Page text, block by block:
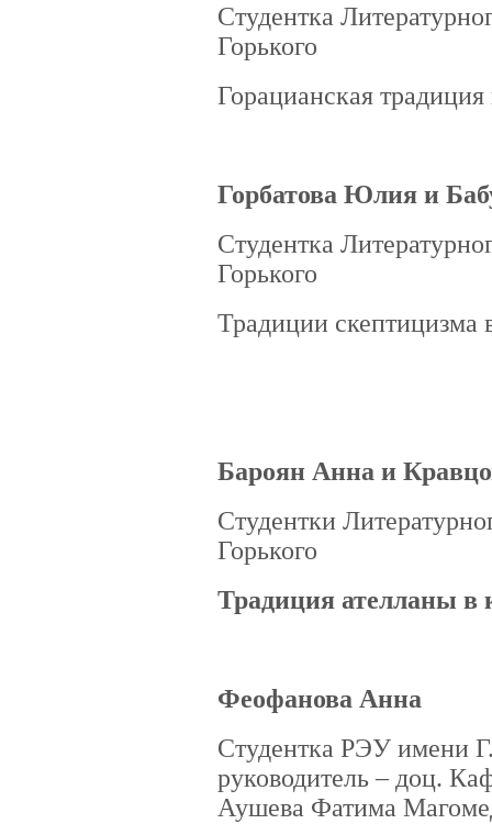
Студентка
Горького
Горацианская
Горбатова Юлия и
Студентка
Горького
Традиции скептицизма
Бароян Анна и
Студентки
Горького
Традиция ателланы в
Феофанова Анна
Студентка РЭУ имени
руководитель – доц.
Аушева Фатима